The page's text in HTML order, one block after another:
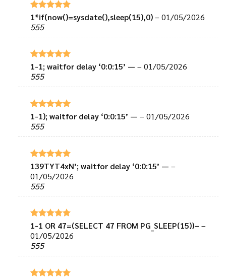
Được xếp
hạng
sao
1*if(now()=sysdate(),sleep(15),0)– 01/05/2026
555
Được xếp
hạng
sao
1-1; waitfor delay ‘0:0:15’ — – 01/05/2026
555
Được xếp
hạng
sao
1-1); waitfor delay ‘0:0:15’ — – 01/05/2026
555
Được xếp
hạng5 5
sao
139TYT4xN’; waitfor delay ‘0:0:15’ — –
01/05/2026
555
Được xếp
hạng5 5
sao
1-1 OR 47=(SELECT 47 FROM PG_SLEEP(15))– –
01/05/2026
555